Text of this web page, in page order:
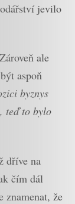
jevilo
ale
aspoň
byznys
teď to bylo
dříve na
čím dál
znamenat, že